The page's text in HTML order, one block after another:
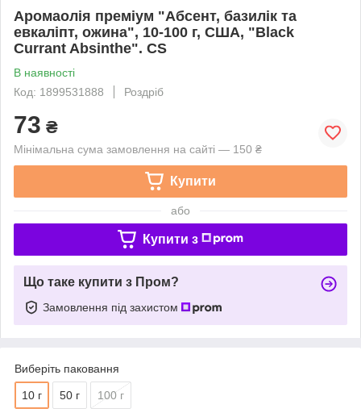
Аромаолія преміум "Абсент, базилік та
евкаліпт, ожина", 10-100 г, США, "Black
Currant Absinthe". CS
В наявності
Код: 1899531888
Роздріб
73 ₴
Мінімальна сума замовлення на сайті — 150 ₴
Купити
або
Купити з
Що таке купити з Пром?
Замовлення під захистом
Виберіть паковання
10 г 50 г 100 г